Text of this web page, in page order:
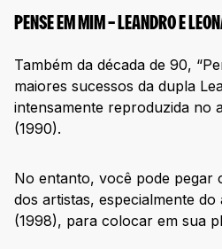
PENSE EM MIM – LEANDRO E
Também da década de 90,
maiores sucessos da dupla
intensamente reproduzida no
(1990).
No entanto, você pode pegar
dos artistas, especialmente
(1998), para colocar em sua